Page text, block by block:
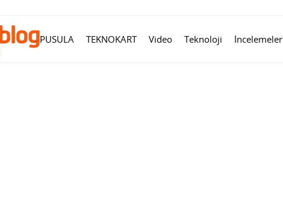
PUSULA TEKNOKART Video Teknoloji İncelemeler